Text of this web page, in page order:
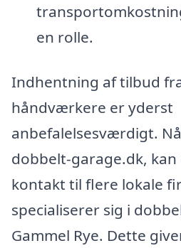
en rolle.
Indhentning af tilbud
håndværkere er yderst
anbefalelsesværdigt.
dobbelt-garage.dk,
kontakt til flere lokale
specialiserer sig i
Gammel Rye. Dette